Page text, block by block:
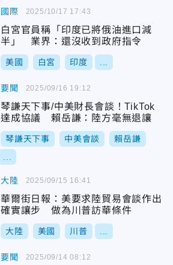
國際
白宮官員稱「印度已將俄油進口減
半」 業界：還沒收到政府指令
美國 白宮 印度
2025/10/17 17:43
要聞
琴謙天下事/中美財長會談！TikTok
達成協議 賴岳謙：陸方毫無退讓
琴謙天下事 中美會談 賴岳謙
2025/09/16 19:12
大陸
華爾街日報：美要求陸貿易會談作出
確實讓步 做為川普訪華條件
大陸 美國 川普
2025/09/15 16:41
要聞 2025/09/14 08:12